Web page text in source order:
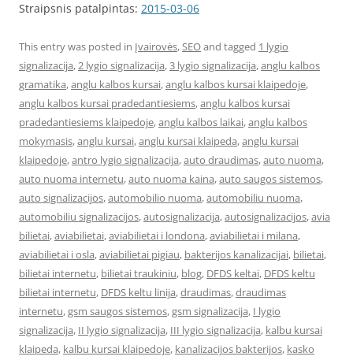
Straipsnis patalpintas: 2015-03-06
This entry was posted in Įvairovės,SEOand tagged 1 lygio
signalizacija,2 lygio signalizacija,3 lygio signalizacija,anglu kalbos
gramatika,anglu kalbos kursai,anglu kalbos kursai klaipedoje,
anglu kalbos kursai pradedantiesiems,anglu kalbos kursai
pradedantiesiems klaipedoje,anglu kalbos laikai,anglu kalbos
mokymasis,anglu kursai,anglu kursai klaipeda,anglu kursai
klaipedoje,antro lygio signalizacija,auto draudimas,auto nuoma,
auto nuoma internetu,auto nuoma kaina,auto saugos sistemos,
auto signalizacijos,automobilio nuoma,automobiliu nuoma,
automobiliu signalizacijos,autosignalizacija,autosignalizacijos,avia
bilietai,aviabilietai,aviabilietai i londona,aviabilietai i milana,
aviabilietai i osla,aviabilietai pigiau, bakterijos kanalizacijai, bilietai,
bilietai internetu, bilietai traukiniu, blog, DFDS keltai, DFDS keltu
bilietai internetu, DFDS keltu linija,draudimas,draudimas
internetu,gsm saugos sistemos,gsm signalizacija, I lygio
signalizacija, II lygio signalizacija, III lygio signalizacija, kalbu kursai
klaipeda, kalbu kursai klaipedoje, kanalizacijos bakterijos, kasko